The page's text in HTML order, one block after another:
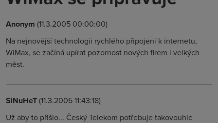
Anonym (11.3.2005 00:00:00)
Na nejnovější technologii rychlého připojení k internetu,
WiMax, se začíná upírat pozornost nových firem i velkých
měst.
SiNuHeT(11.3.2005 11:43:18)
Už aby to přišlo... Český Telekom potřebuje takovouhle